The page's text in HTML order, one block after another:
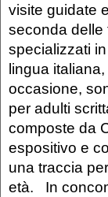
visite guidate
seconda delle
specializzati
lingua
occasione,
per adulti
composte da
espositivo e
una traccia
età. In